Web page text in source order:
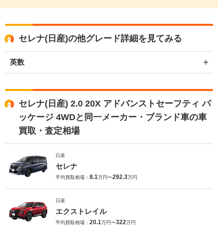
セレナ(日産)の他グレード詳細を見てみる
英数
セレナ(日産) 2.0 20X アドバンストセーフティ パ
ッケージ 4WDと同一メーカー・ブランド車の車
買取・査定相場
日産
セレナ
平均買取相場： 8.1万円〜292.3万円
日産
エクストレイル
平均買取相場： 20.1万円〜322万円